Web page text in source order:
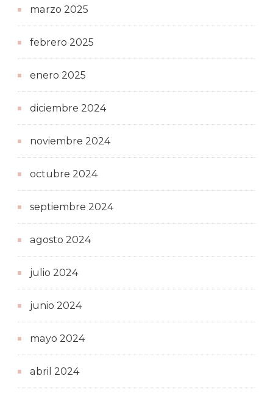
marzo 2025
febrero 2025
enero 2025
diciembre 2024
noviembre 2024
octubre 2024
septiembre 2024
agosto 2024
julio 2024
junio 2024
mayo 2024
abril 2024